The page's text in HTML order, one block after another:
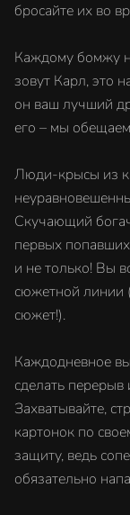
бросайте их во
Каждому бомжу
зовут Карл, это
он ваш лучший
его – мы
Люди-крысы из
Скучающий
первых
и не только! Вы
сюжетной линии
сюжет!).
Каждодневное
сделать
Захватывайте,
картонок по
защиту, ведь
обязательно